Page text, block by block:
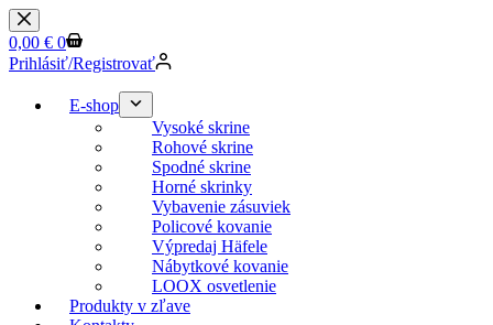
0,00 € 0
Prihlásiť/Registrovať
E-shop
Vysoké skrine
Rohové skrine
Spodné skrine
Horné skrinky
Vybavenie zásuviek
Policové kovanie
Výpredaj Häfele
Nábytkové kovanie
LOOX osvetlenie
Produkty v zľave